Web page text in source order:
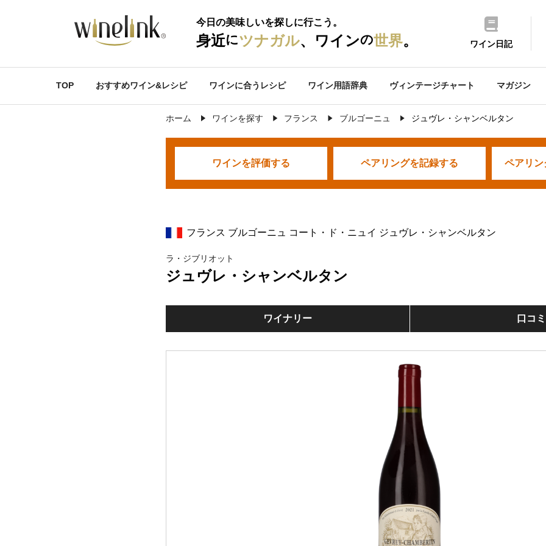
今日の美味しいを探しに行こう。
身近にツナガル、ワインの世界。 ワイン日記
TOP おすすめワイン&レシピ ワインに合うレシピ ワイン用語辞典 ヴィンテージチャート マガジン
ホーム ワインを探す フランス ブルゴーニュ ジュヴレ・シャンベルタン
ワインを評価する ペアリングを記録する ペアリン
フランス ブルゴーニュ コート・ド・ニュイ ジュヴレ・シャンベルタン
ラ・ジブリオット
ジュヴレ・シャンベルタン
ワイナリー 口コミ